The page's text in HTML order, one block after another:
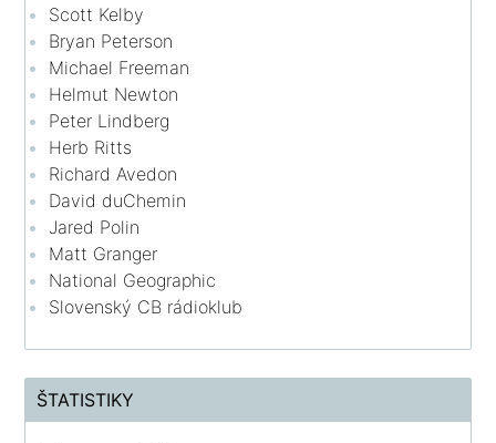
Scott Kelby
Bryan Peterson
Michael Freeman
Helmut Newton
Peter Lindberg
Herb Ritts
Richard Avedon
David duChemin
Jared Polin
Matt Granger
National Geographic
Slovenský CB rádioklub
ŠTATISTIKY